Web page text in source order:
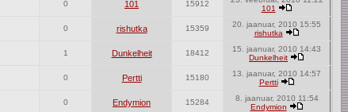
0 101 15912
101
0 rishutka 15359
20. jaanuar, 2010 15:55
rishutka
1 Dunkelheit 18412
15. jaanuar, 2010 14:43
Dunkelheit
0 Pertti 15180
13. jaanuar, 2010 14:57
Pertti
0 Endymion 15284
8. jaanuar, 2010 11:54
Endymion